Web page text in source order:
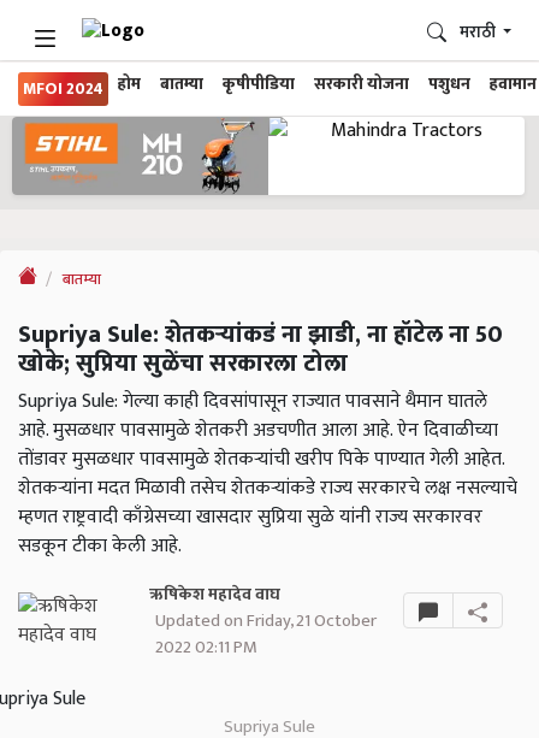
MFOI 2024 होम बातम्या कृषीपीडिया सरकारी योजना पशुधन हवामान
मराठी
बातम्या
Supriya Sule: शेतकऱ्यांकडं ना झाडी, ना हॉटेल ना 50
खोके; सुप्रिया सुळेंचा सरकारला टोला
Supriya Sule: गेल्या काही दिवसांपासून राज्यात पावसाने थैमान घातले
आहे. मुसळधार पावसामुळे शेतकरी अडचणीत आला आहे. ऐन दिवाळीच्या
तोंडावर मुसळधार पावसामुळे शेतकऱ्यांची खरीप पिके पाण्यात गेली आहेत.
शेतकऱ्यांना मदत मिळावी तसेच शेतकऱ्यांकडे राज्य सरकारचे लक्ष नसल्याचे
म्हणत राष्ट्रवादी काँग्रेसच्या खासदार सुप्रिया सुळे यांनी राज्य सरकारवर
सडकून टीका केली आहे.
ऋषिकेश महादेव वाघ
Updated on Friday, 21 October
2022 02:11 PM
Supriya Sule